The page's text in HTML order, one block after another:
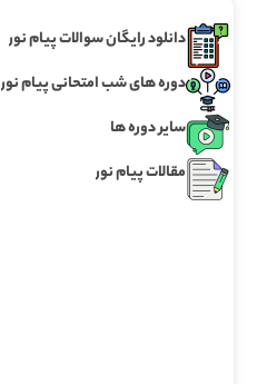
دانلود رایگان سوالات پیام نور
دوره های شب امتحانی پیام نور
سایر دوره ها
مقالات پیام نور